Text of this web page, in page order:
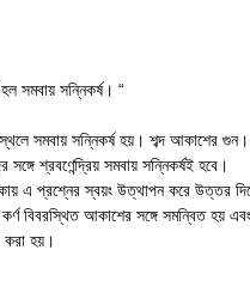
সমবায় সন্নিকর্ষ। “
স্থলে সমবায় সন্নিকর্ষ হয়। শব্দ আকাশের
শ্রবণেন্দ্রিয় সমবায় সন্নিকর্ষই হবে।
এ প্রশ্নের স্বয়ং উত্থাপন করে উত্তর
কর্ণ বিবরস্থিত আকাশের সঙ্গে সমন্বিত হয়
করা হয়।